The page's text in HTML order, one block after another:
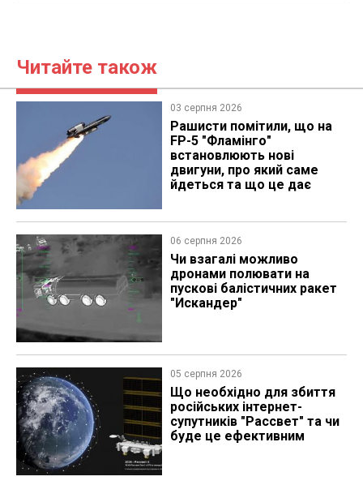
Читайте також
03 серпня 2026
Рашисти помітили, що на
FP-5 "Фламінго"
встановлюють нові
двигуни, про який саме
йдеться та що це дає
06 серпня 2026
Чи взагалі можливо
дронами полювати на
пускові балістичних ракет
"Искандер"
05 серпня 2026
Що необхідно для збиття
російських інтернет-
супутників "Рассвет" та чи
буде це ефективним